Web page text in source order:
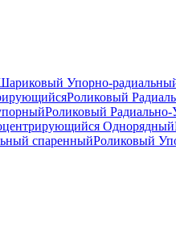
Упорно-
Роликовый
Роликовый
Однорядный
спаренныйРоликовый